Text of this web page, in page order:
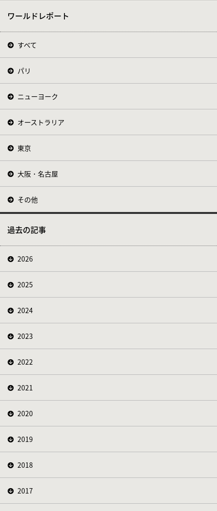
ワールドレポート
すべて
パリ
ニューヨーク
オーストラリア
東京
大阪・名古屋
その他
過去の記事
2026
2025
2024
2023
2022
2021
2020
2019
2018
2017